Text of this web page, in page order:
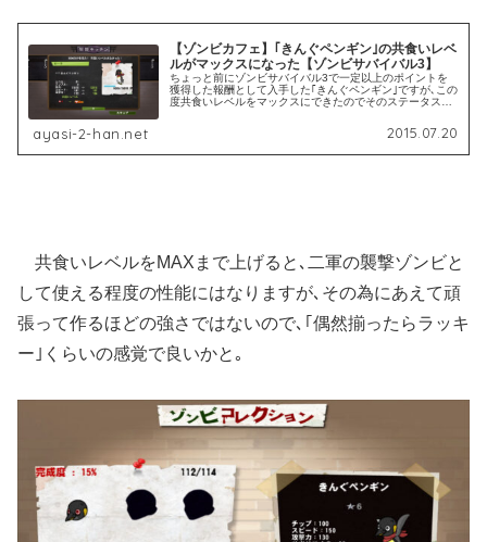
【ゾンビカフェ】｢きんぐペンギン｣の共食いレベ
ルがマックスになった【ゾンビサバイバル3】
ちょっと前にゾンビサバイバル3で一定以上のポイントを
獲得した報酬として入手した｢きんぐペンギン｣ですが､この
度共食いレベルをマックスにできたのでそのステータスと
ayasi-2-han.net 2015.07.20
共食いレベルをMAXまで上げると､二軍の襲撃ゾンビと
して使える程度の性能にはなりますが､その為にあえて頑
張って作るほどの強さではないので､｢偶然揃ったらラッキ
ー｣くらいの感覚で良いかと｡